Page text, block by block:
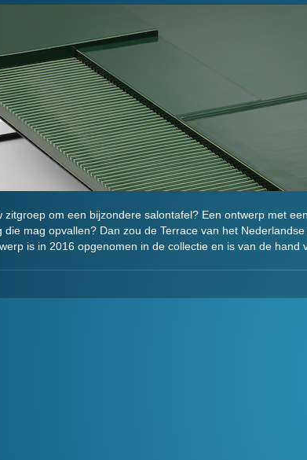
zitgroep om een bijzondere salontafel? Een ontwerp met
die mag opvallen? Dan zou de Terrace van het
is in 2016 opgenomen in de collectie en is van de hand